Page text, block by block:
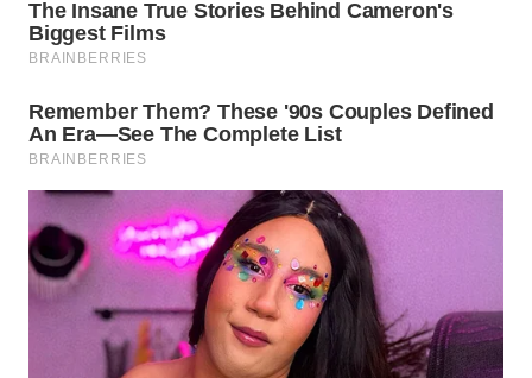
SAMOSIR
PADANG
LAWAS
WN
SUMEDANG
WN
CIANJUR